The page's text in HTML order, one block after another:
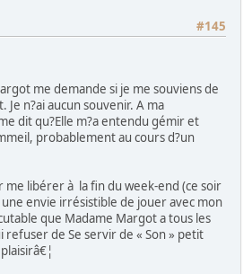
#145
me demande si je me souviens de
Je n?ai aucun souvenir. A ma
dit qu?Elle m?a entendu gémir et
probablement au cours d?un
me libérer à la fin du week-end (ce soir
une envie irrésistible de jouer avec mon
que Madame Margot a tous les
de Se servir de « Son » petit